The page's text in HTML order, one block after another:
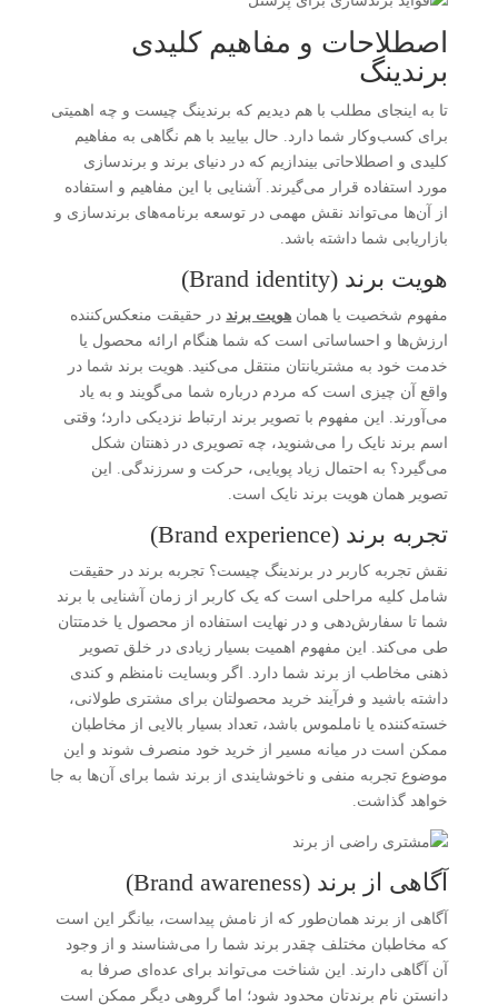
اصطلاحات و مفاهیم کلیدی
برندینگ
تا به اینجای مطلب با هم دیدیم که برندینگ چیست و چه اهمیتی
برای کسب‌وکار شما دارد. حال بیایید با هم نگاهی به مفاهیم
کلیدی و اصطلاحاتی بیندازیم که در دنیای برند و برندسازی
مورد استفاده قرار می‌گیرند. آشنایی با این مفاهیم و استفاده
از آن‌ها می‌تواند نقش مهمی در توسعه برنامه‌های برندسازی و
بازاریابی شما داشته باشد.
هویت برند (Brand identity)
مفهوم شخصیت یا همان هویت برند در حقیقت منعکس‌کننده
ارزش‌ها و احساساتی است که شما هنگام ارائه محصول یا
خدمت خود به مشتریانتان منتقل می‌کنید. هویت برند شما در
واقع آن چیزی است که مردم درباره شما می‌گویند و به یاد
می‌آورند. این مفهوم با تصویر برند ارتباط نزدیکی دارد؛ وقتی
اسم برند نایک را می‌شنوید، چه تصویری در ذهنتان شکل
می‌گیرد؟ به احتمال زیاد پویایی، حرکت و سرزندگی. این
تصویر همان هویت برند نایک است.
تجربه‌ برند (Brand experience)
نقش تجربه کاربر در برندینگ چیست؟ تجربه برند در حقیقت
شامل کلیه مراحلی است که یک کاربر از زمان آشنایی با برند
شما تا سفارش‌دهی و در نهایت استفاده از محصول یا خدمتتان
طی می‌کند. این مفهوم اهمیت بسیار زیادی در خلق تصویر
ذهنی مخاطب از برند شما دارد. اگر وبسایت نامنظم و کندی
داشته باشید و فرآیند خرید محصولتان برای مشتری طولانی،
خسته‌کننده یا ناملموس باشد، تعداد بسیار بالایی از مخاطبان
ممکن است در میانه مسیر از خرید خود منصرف شوند و این
موضوع تجربه منفی و ناخوشایندی از برند شما برای آن‌ها به جا
خواهد گذاشت.
آگاهی از برند (Brand awareness)
آگاهی از برند همان‌طور که از نامش پیداست، بیانگر این است
که مخاطبان مختلف چقدر برند شما را می‌شناسند و از وجود
آن آگاهی دارند. این شناخت می‌تواند برای عده‌ای صرفا به
دانستن نام برندتان محدود شود؛ اما گروهی دیگر ممکن است